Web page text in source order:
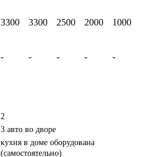
3300 3300 2500 2000 1000
- - - - -
2
3 авто во дворе
кухня в доме оборудована
(самостоятельно)